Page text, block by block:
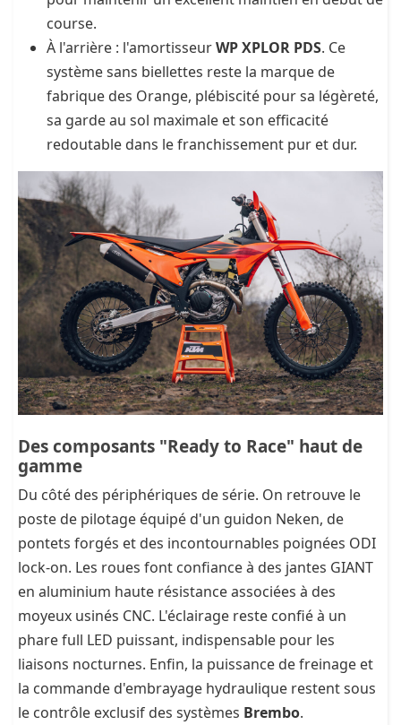
course.
À l'arrière : l'amortisseurWP XPLOR PDS. Ce
système sans biellettes reste la marque de
fabrique des Orange, plébiscité pour sa légèreté,
sa garde au sol maximale et son efficacité
redoutable dans le franchissement pur et dur.
Des composants "Ready to Race" haut de
gamme
Du côté des périphériques de série. On retrouve le
poste de pilotage équipé d'un guidon Neken, de
pontets forgés et des incontournables poignées ODI
lock-on. Les roues font confiance à des jantes GIANT
en aluminium haute résistance associées à des
moyeux usinés CNC. L'éclairage reste confié à un
phare full LED puissant, indispensable pour les
liaisons nocturnes. Enfin, la puissance de freinage et
la commande d'embrayage hydraulique restent sous
le contrôle exclusif des systèmes Brembo.